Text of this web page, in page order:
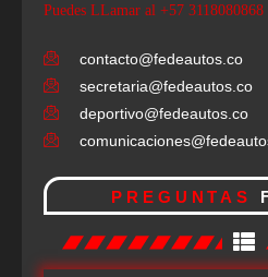
Puedes LLamar al +57 3118080868
contacto@fedeautos.co
secretaria@fedeautos.co
deportivo@fedeautos.co
PREGUNTAS